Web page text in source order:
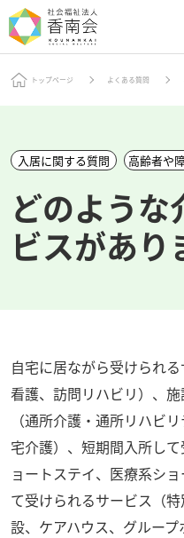
トップページ よくある質問
入居に関する質問 高齢者や
どのような
ビスがあり
自宅に居ながら受けられ
看護、訪問リハビリ）、
（通所介護・通所リハビ
宅介護）、短期間入所し
ョートステイ、医療系シ
て受けられるサービス（
設、ケアハウス、グルー